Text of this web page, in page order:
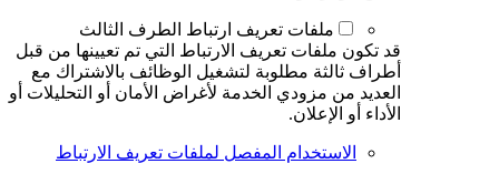
ملفات تعريف ارتباط الطرف الثالث
قد تكون ملفات تعريف الارتباط التي تم تعيينها من قبل
أطراف ثالثة مطلوبة لتشغيل الوظائف بالاشتراك مع
العديد من مزودي الخدمة لأغراض الأمان أو التحليلات أو
الأداء أو الإعلان.
الاستخدام المفصل لملفات تعريف الارتباط